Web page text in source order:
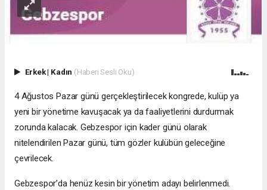
Erkek| Kadın (Haberi Sesli Oku)
4 Ağustos Pazar günü gerçekleştirilecek kongrede, kulüp ya
yeni bir yönetime kavuşacak ya da faaliyetlerini durdurmak
zorunda kalacak. Gebzespor için kader günü olarak
nitelendirilen Pazar günü, tüm gözler kulübün geleceğine
çevrilecek.
Gebzespor’da henüz kesin bir yönetim adayı belirlenmedi.